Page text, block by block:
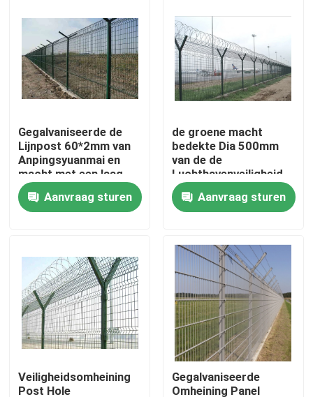
Producten
Videos
Over ons
Fabrieksreis
Kwaliteitscontrole
Contacteer ons
Vraag een offerte aan
het gelaste netwerk schermen
3D Draad Mesh Fence
Gegalvaniseerde de
Lijnpost 60*2mm van
Anpingsyuanmai en
macht met een laag
bedekte
Luchthavenperimeter
die Hoge Veiligheid
Aanvraag sturen
de groene macht
bedekte Dia 500mm
van de de
Luchthavenveiligheid
van het bto-22
Scheermesprikkeldraad
Omheining 1.8*30m
een laag
Aanvraag sturen
Veiligheidsomheining
Post Hole
Gegalvaniseerde
Omheining Panel